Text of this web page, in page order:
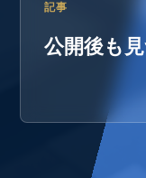
記事
公開後も